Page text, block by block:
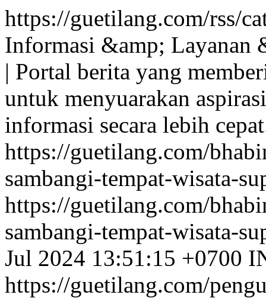
https://guetilang.com/rss/
Informasi &amp; Layanan
| Portal berita yang
untuk menyuarakan
informasi secara lebih
https://guetilang.com/
sambangi-tempat-wisata-
https://guetilang.com/
sambangi-tempat-wisata-
Jul 2024 13:51:15 +0700
https://guetilang.com/